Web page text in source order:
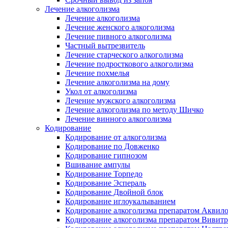
Лечение алкоголизма
Лечение алкоголизма
Лечение женского алкоголизма
Лечение пивного алкоголизма
Частный вытрезвитель
Лечение старческого алкоголизма
Лечение подросткового алкоголизма
Лечение похмелья
Лечение алкоголизма на дому
Укол от алкоголизма
Лечение мужского алкоголизма
Лечение алкоголизма по методу Шичко
Лечение винного алкоголизма
Кодирование
Кодирование от алкоголизма
Кодирование по Довженко
Кодирование гипнозом
Вшивание ампулы
Кодирование Торпедо
Кодирование Эспераль
Кодирование Двойной блок
Кодирование иглоукалыванием
Кодирование алкоголизма препаратом
Кодирование алкоголизма препаратом